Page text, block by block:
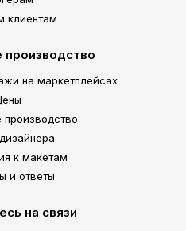
клиентам
производство
на маркетплейсах
производство
к макетам
и ответы
на связи